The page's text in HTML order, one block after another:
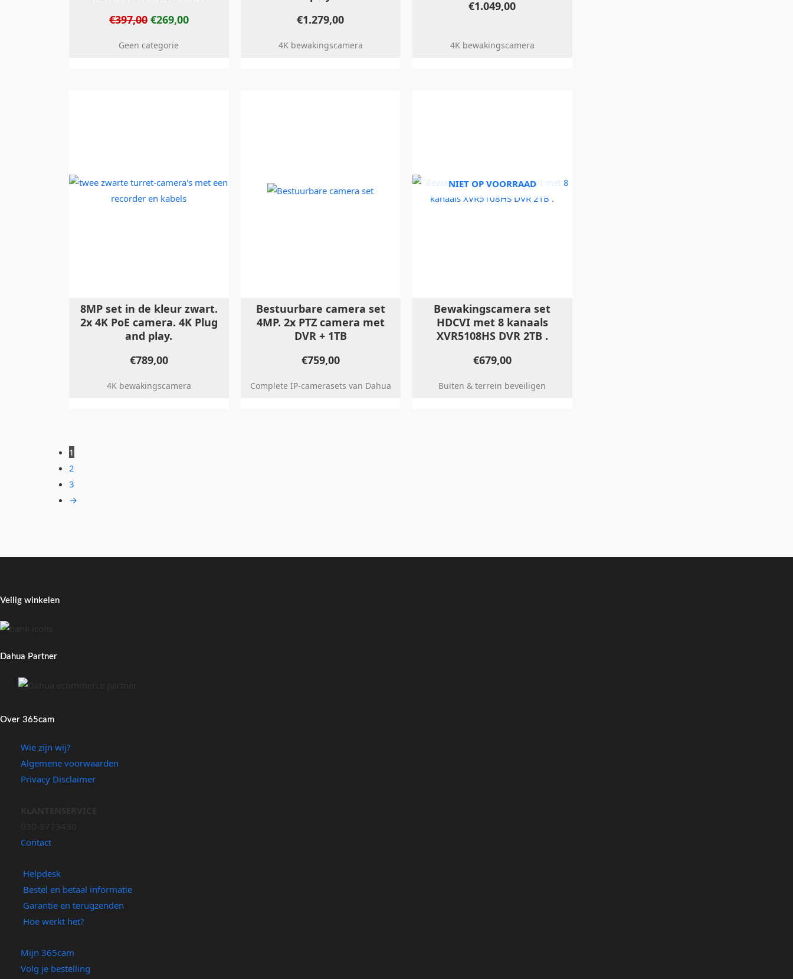
€397,00 €269,00
Geen categorie
€1.279,00
4K bewakingscamera
€1.049,00
4K bewakingscamera
8MP set in de kleur zwart.
2x 4K PoE camera. 4K Plug
and play.
€789,00
4K bewakingscamera
Bestuurbare camera set
4MP. 2x PTZ camera met
DVR + 1TB
€759,00
Complete IP-camerasets van Dahua
NIET OP VOORRAAD
Bewakingscamera set
HDCVI met 8 kanaals
XVR5108HS DVR 2TB .
€679,00
Buiten & terrein beveiligen
1
2
3
→
Veilig winkelen
Dahua Partner
Over 365cam
Wie zijn wij?
Algemene voorwaarden
Privacy Disclaimer
Contact
Helpdesk
Bestel en betaal informatie
Garantie en terugzenden
Hoe werkt het?
Mijn 365cam
Volg je bestelling